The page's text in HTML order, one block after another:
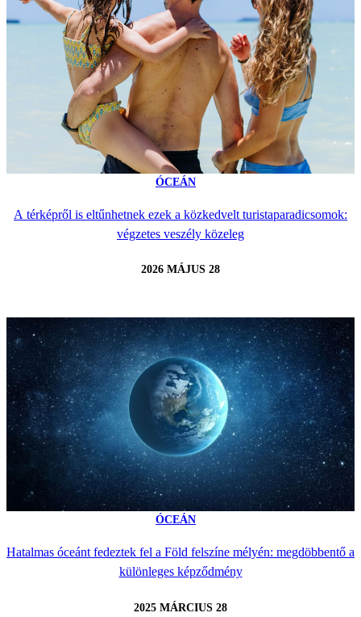
ÓCEÁN
A térképről is eltűnhetnek ezek a közkedvelt turistaparadicsomok:
végzetes veszély közeleg
2026 MÁJUS 28
ÓCEÁN
Hatalmas óceánt fedeztek fel a Föld felszíne mélyén: megdöbbentő a
különleges képződmény
2025 MÁRCIUS 28